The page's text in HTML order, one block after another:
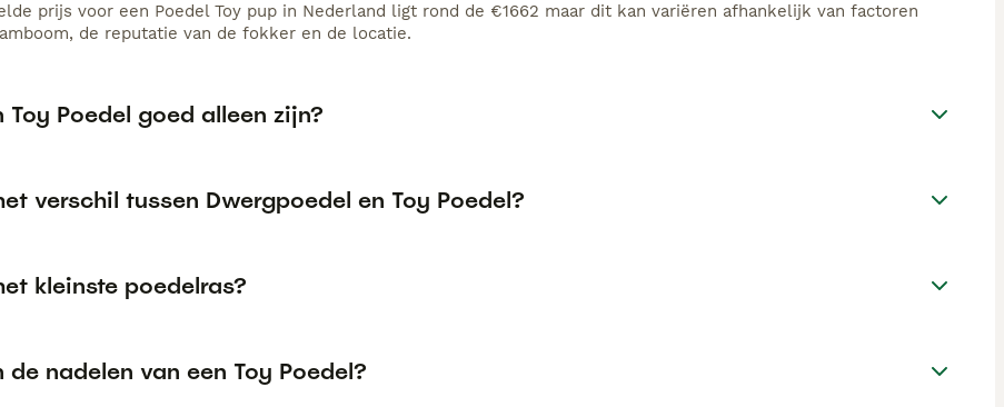
prijs voor een Poedel Toy pup in Nederland ligt rond de €1662 maar dit kan variëren afhankelijk van factoren
de reputatie van de fokker en de locatie.
Toy Poedel goed alleen zijn?
verschil tussen Dwergpoedel en Toy Poedel?
kleinste poedelras?
de nadelen van een Toy Poedel?